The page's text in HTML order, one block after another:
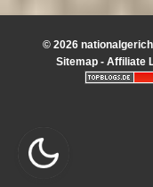
© 2026
Sitemap- Affiliate